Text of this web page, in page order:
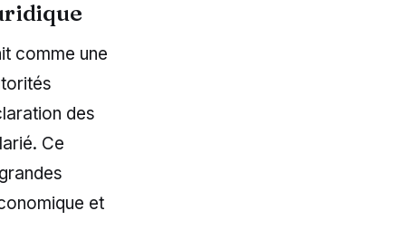
comme une
des
Ce
et